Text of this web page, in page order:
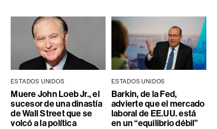
ESTADOS UNIDOS
Muere John Loeb Jr., el
sucesor de una dinastía
de Wall Street que se
volcó a la política
ESTADOS UNIDOS
Barkin, de la Fed,
advierte que el mercado
laboral de EE.UU. está
en un “equilibrio débil”